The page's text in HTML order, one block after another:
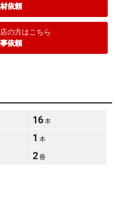
依頼
の方はこちら
依頼
16 本
1 本
2 冊